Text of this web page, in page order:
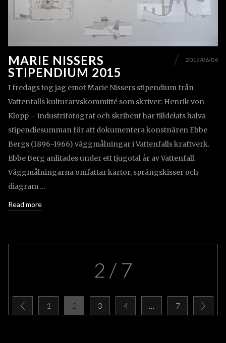
MARIE NISSERS
STIPENDIUM 2015
2015/06/04
I fredags tog jag emot Marie Nissers stipendium från
Vattenfalls kulturarvskommitté som skriver: Henrik von
Klopp – industrifotograf och skribent har tilldelats halva
stipendiesumman för att dokumentera konstnären Ebbe
Bergs (1896-1966) väggmålningar i Vattenfalls kraftverk.
Ebbe Berg anlitades under ett tjugotal år av Vattenfall.
Väggmålningarna omfattar kartor, sprängskisser och
diagram …
Read more
2 / 7
1 2 3 4 … 7